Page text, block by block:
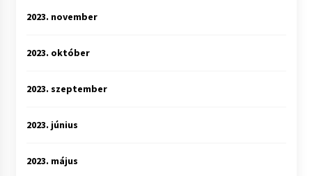
2023. november
2023. október
2023. szeptember
2023. június
2023. május